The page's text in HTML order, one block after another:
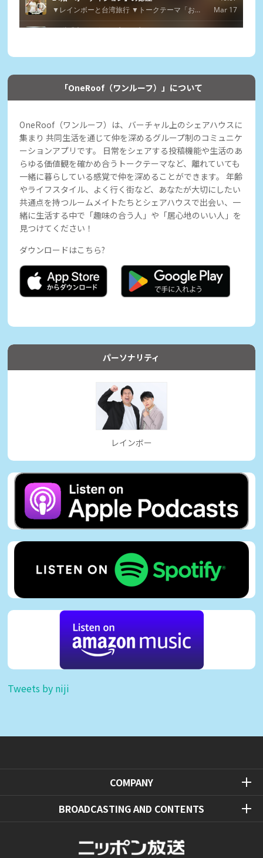
「OneRoof（ワンルーフ）」について
OneRoof（ワンルーフ）は、バーチャル上のシェアハウスに
集まり 共同生活を通じて仲を深めるグループ制のコミュニケ
ーションアプリです。 日常をシェアする投稿機能や生活のあ
らゆる価値観を確かめ合うトークテーマなど、離れていても
一緒に暮らしている感覚で仲を深めることができます。 年齢
やライフスタイル、よく行く街など、あなたが大切にしたい
共通点を持つルームメイトたちとシェアハウスで出会い、一
緒に生活する中で「趣味の合う人」や「居心地のいい人」を
見つけてください！
ダウンロードはこちら?
パーソナリティ
レインボー
Tweets by niji
COMPANY
BROADCASTING AND CONTENTS